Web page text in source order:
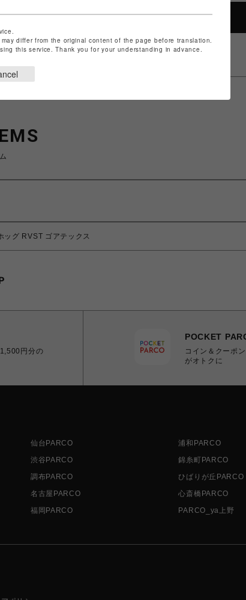
SHOP TOP
グ RVST ゴアテックス
円分の
POCKET
コイン＆クーポ
がオトクに
仙台PARCO
浦和PARCO
渋谷PARCO
錦糸町PARCO
調布PARCO
ひばりが丘PARCO
名古屋PARCO
心斎橋PARCO
福岡PARCO PARCO_ya上野
differ from the original content of the page before translation.
this service. Thank you for your understanding in advance.